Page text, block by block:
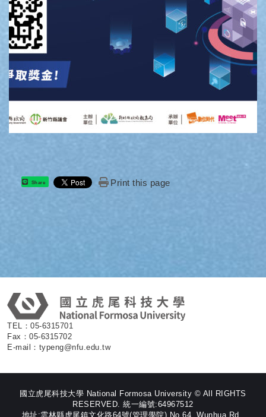
Share Print this page
TEL：05-6315701
Fax：05-6315702
E-mail：typeng@nfu.edu.tw
國立虎尾科技大學 National Formosa University © All RIGHTS
RESERVED. 統一編號:64967512
地址:雲林縣虎尾鎮文化路64號(管理學院) No.64, Wunhua Rd.,